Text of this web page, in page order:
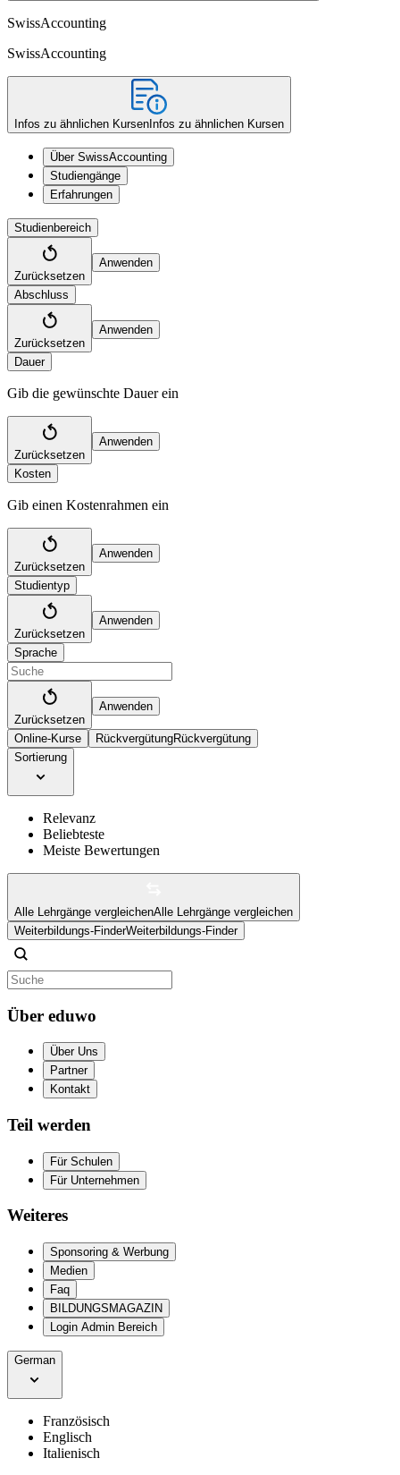
SwissAccounting
SwissAccounting
Infos zu ähnlichen Kursen Infos zu ähnlichen Kursen
Über SwissAccounting
Studiengänge
Erfahrungen
Studienbereich
Zurücksetzen
Anwenden
Abschluss
Zurücksetzen
Anwenden
Dauer
Gib die gewünschte Dauer ein
Zurücksetzen
Anwenden
Kosten
Gib einen Kostenrahmen ein
Zurücksetzen
Anwenden
Studientyp
Zurücksetzen
Anwenden
Sprache
Zurücksetzen
Anwenden
Online-Kurse RückvergütungRückvergütung
Sortierung
Relevanz
Beliebteste
Meiste Bewertungen
Alle Lehrgänge vergleichenAlle Lehrgänge vergleichen
Weiterbildungs-FinderWeiterbildungs-Finder
Über eduwo
Über Uns
Partner
Kontakt
Teil werden
Für Schulen
Für Unternehmen
Weiteres
Sponsoring & Werbung
Medien
Faq
BILDUNGSMAGAZIN
Login Admin Bereich
German
Französisch
Englisch
Italienisch